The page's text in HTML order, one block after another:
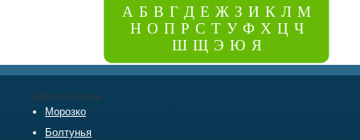
А Б В Г Д Е Ж З И К Л М
Н О П Р С Т У Ф Х Ц Ч
Ш Щ Э Ю Я
Детские сказки
Морозко
Болтунья